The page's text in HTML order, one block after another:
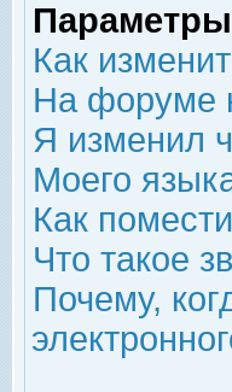
Как
На форуме
Я изменил
Моего
Как
Что такое
Почему,